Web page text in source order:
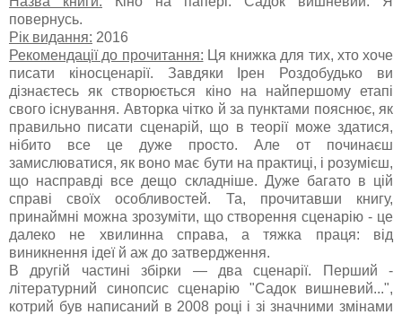
повернусь.
Рік видання: 2016
Рекомендації до прочитання: Ця книжка для тих, хто хоче
писати кіносценарії. Завдяки Ірен Роздобудько ви
дізнаєтесь як створюється кіно на найпершому етапі
свого існування. Авторка чітко й за пунктами пояснює, як
правильно писати сценарій, що в теорії може здатися,
нібито все це дуже просто. Але от починаєш
замислюватися, як воно має бути на практиці, і розумієш,
що насправді все дещо складніше. Дуже багато в цій
справі своїх особливостей. Та, прочитавши книгу,
принаймні можна зрозуміти, що створення сценарію - це
далеко не хвилинна справа, а тяжка праця: від
виникнення ідеї й аж до затвердження.
В другій частині збірки — два сценарії. Перший -
літературний синопсис сценарію "Садок вишневий...",
котрий був написаний в 2008 році і зі значними змінами